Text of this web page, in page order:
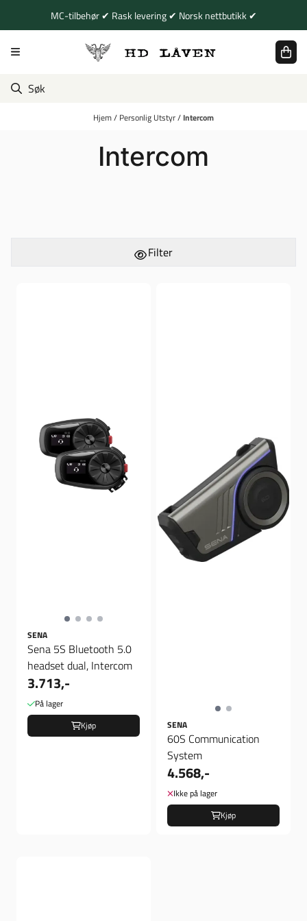
Hopp til innholdMC-tilbehør ✔ Rask levering ✔ Norsk nettbutikk ✔
Hjem/ Personlig Utstyr/ Intercom
Intercom
Filter
SENA
Sena 5S Bluetooth 5.0
headset dual, Intercom
3.713,-
På lager
Kjøp
SENA
60S Communication
System
4.568,-
Ikke på lager
Kjøp